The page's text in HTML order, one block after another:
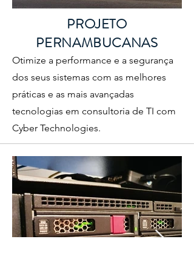
PROJETO
PERNAMBUCANAS
Otimize a performance e a segurança
dos seus sistemas com as melhores
práticas e as mais avançadas
tecnologias em consultoria de TI com
Cyber Technologies.